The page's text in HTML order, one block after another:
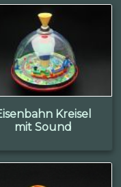
Kreisel
mit Sound